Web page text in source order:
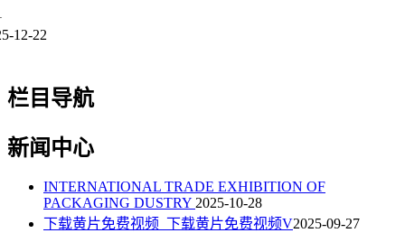
12-22
栏目导航
新闻中心
INTERNATIONAL TRADE EXHIBITION OF
PACKAGING DUSTRY 2025-10-28
下载黄片免费视频_下载黄片免费视频V2025-09-27